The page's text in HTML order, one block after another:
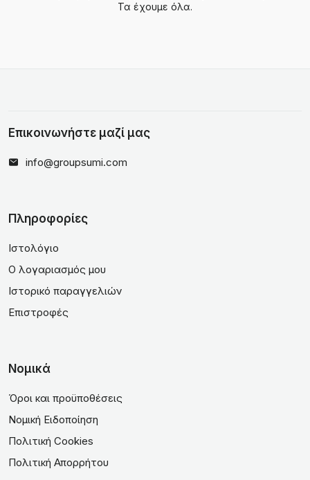
Τα έχουμε όλα.
Επικοινωνήστε μαζί μας
info@groupsumi.com
Πληροφορίες
Ιστολόγιο
Ο λογαριασμός μου
Ιστορικό παραγγελιών
Επιστροφές
Νομικά
Όροι και προϋποθέσεις
Νομική Ειδοποίηση
Πολιτική Cookies
Πολιτική Απορρήτου